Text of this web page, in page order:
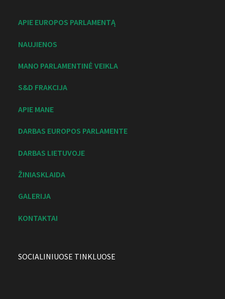
APIE EUROPOS PARLAMENTĄ
NAUJIENOS
MANO PARLAMENTINĖ VEIKLA
S&D FRAKCIJA
APIE MANE
DARBAS EUROPOS PARLAMENTE
DARBAS LIETUVOJE
ŽINIASKLAIDA
GALERIJA
KONTAKTAI
SOCIALINIUOSE TINKLUOSE